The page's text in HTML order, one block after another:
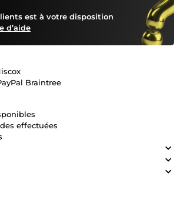
est à votre disposition
d’aide
Braintree
effectuées